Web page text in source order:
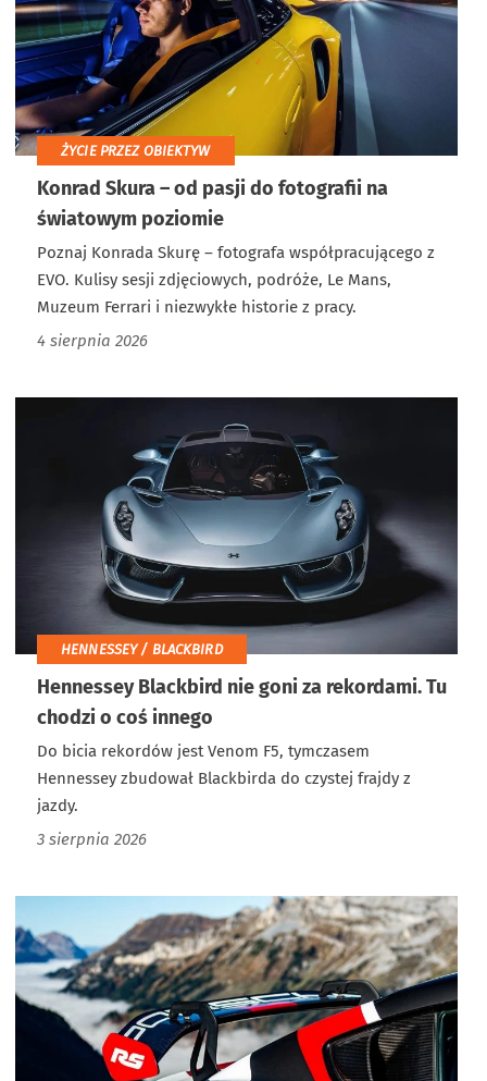
ŻYCIE PRZEZ OBIEKTYW
Konrad Skura – od pasji do fotografii na
światowym poziomie
Poznaj Konrada Skurę – fotografa współpracującego z
EVO. Kulisy sesji zdjęciowych, podróże, Le Mans,
Muzeum Ferrari i niezwykłe historie z pracy.
4 sierpnia 2026
HENNESSEY / BLACKBIRD
Hennessey Blackbird nie goni za rekordami. Tu
chodzi o coś innego
Do bicia rekordów jest Venom F5, tymczasem
Hennessey zbudował Blackbirda do czystej frajdy z
jazdy.
3 sierpnia 2026